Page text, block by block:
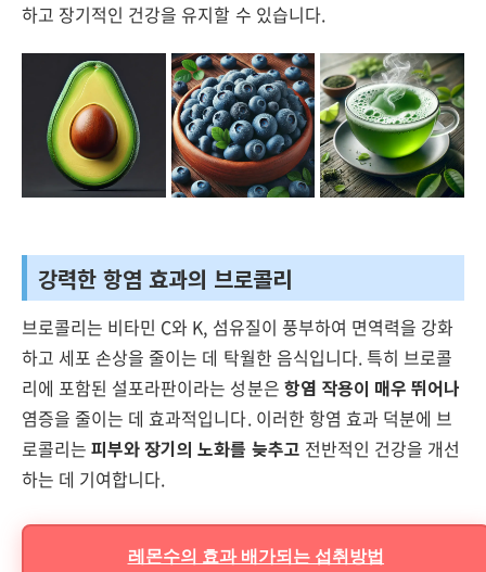
하고 장기적인 건강을 유지할 수 있습니다.
강력한 항염 효과의 브로콜리
브로콜리는 비타민 C와 K, 섬유질이 풍부하여 면역력을 강화
하고 세포 손상을 줄이는 데 탁월한 음식입니다. 특히 브로콜
리에 포함된 설포라판이라는 성분은 항염 작용이 매우 뛰어나
염증을 줄이는 데 효과적입니다. 이러한 항염 효과 덕분에 브
로콜리는피부와 장기의 노화를 늦추고 전반적인 건강을 개선
하는 데 기여합니다.
레몬수의 효과 배가되는 섭취방법